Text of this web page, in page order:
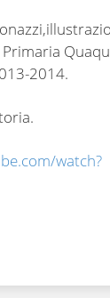
2014.
watch?